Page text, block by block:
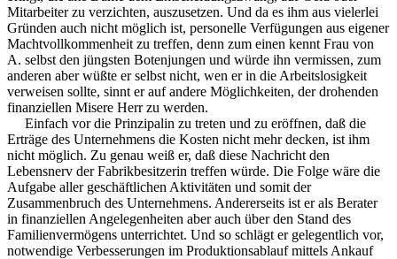
Mitarbeiter zu verzichten, auszusetzen. Und da es ihm aus vielerlei
Gründen auch nicht möglich ist, personelle Verfügungen aus eigener
Machtvollkommenheit zu treffen, denn zum einen kennt Frau von
A. selbst den jüngsten Botenjungen und würde ihn vermissen, zum
anderen aber wüßte er selbst nicht, wen er in die Arbeitslosigkeit
verweisen sollte, sinnt er auf andere Möglichkeiten, der drohenden
finanziellen Misere Herr zu werden.
Einfach vor die Prinzipalin zu treten und zu eröffnen, daß die
Erträge des Unternehmens die Kosten nicht mehr decken, ist ihm
nicht möglich. Zu genau weiß er, daß diese Nachricht den
Lebensnerv der Fabrikbesitzerin treffen würde. Die Folge wäre die
Aufgabe aller geschäftlichen Aktivitäten und somit der
Zusammenbruch des Unternehmens. Andererseits ist er als Berater
in finanziellen Angelegenheiten aber auch über den Stand des
Familienvermögens unterrichtet. Und so schlägt er gelegentlich vor,
notwendige Verbesserungen im Produktionsablauf mittels Ankauf